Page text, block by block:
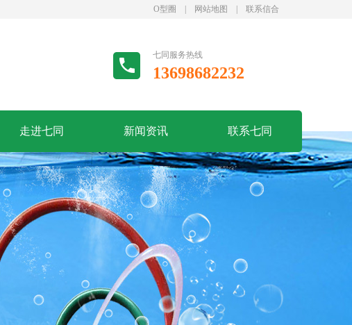
O型圈 网站地图 联系信合
七同服务热线
13698682232
走进七同 新闻资讯 联系七同